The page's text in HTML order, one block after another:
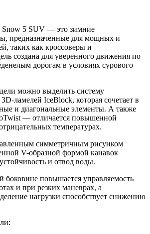
Snow 5 SUV — это зимние
предназначенные для мощных и
таких как кроссоверы и
создана для уверенного движения по
дорогам в условиях сурового
можно выделить систему
ламелей IceBlock, которая сочетает в
и диагональные элементы. А также
— отличается повышенной
температурах.
симметричным рисунком
V-образной формой канавок
и отвод воды.
боковине повышается управляемость
и при резких маневрах, а
нагрузки способствует снижению